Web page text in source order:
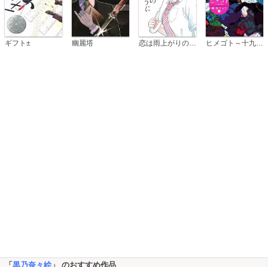
ギフト± 幽麗塔 恋は雨上がりのように ヒメゴト～十九歳の制服～
「 黒乃奈々絵 」 のおすすめ作品